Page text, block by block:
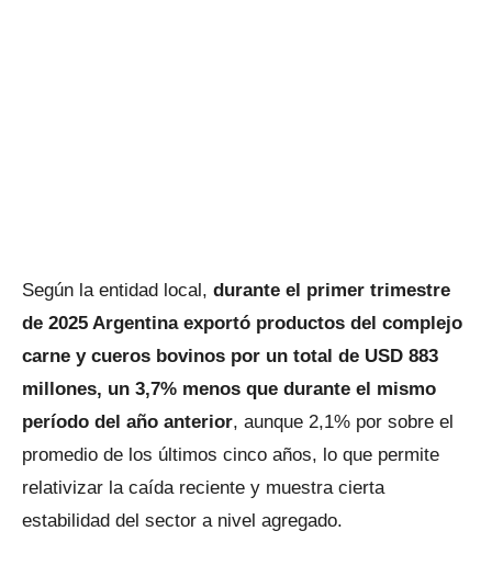
Según la entidad local, durante el primer trimestre
de 2025 Argentina exportó productos del complejo
carne y cueros bovinos por un total de USD 883
millones, un 3,7% menos que durante el mismo
período del año anterior, aunque 2,1% por sobre el
promedio de los últimos cinco años, lo que permite
relativizar la caída reciente y muestra cierta
estabilidad del sector a nivel agregado.